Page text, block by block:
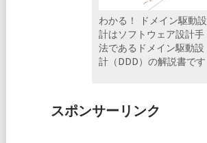
わかる！ ドメイン駆動設
計はソフトウェア設計手
法であるドメイン駆動設
計（DDD）の解説書です
スポンサーリンク